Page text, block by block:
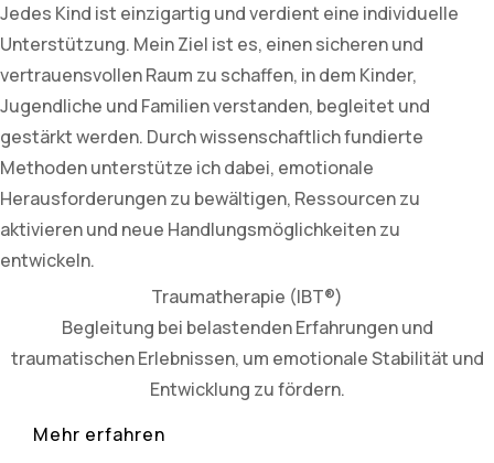
Jedes Kind ist einzigartig und verdient eine individuelle
Unterstützung. Mein Ziel ist es, einen sicheren und
vertrauensvollen Raum zu schaffen, in dem Kinder,
Jugendliche und Familien verstanden, begleitet und
gestärkt werden. Durch wissenschaftlich fundierte
Methoden unterstütze ich dabei, emotionale
Herausforderungen zu bewältigen, Ressourcen zu
aktivieren und neue Handlungsmöglichkeiten zu
entwickeln.
Traumatherapie (IBT®)
Begleitung bei belastenden Erfahrungen und
traumatischen Erlebnissen, um emotionale Stabilität und
Entwicklung zu fördern.
Mehr erfahren